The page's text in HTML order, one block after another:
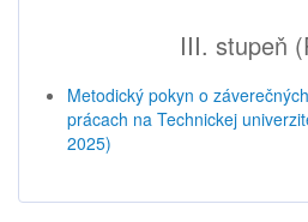
III. stupeň
Metodický pokyn o
prácach na Technickej
2025)